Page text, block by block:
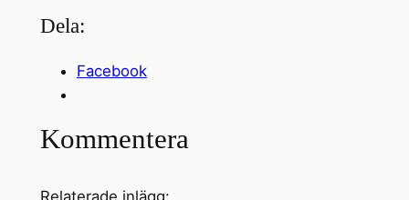
Dela:
Facebook
Kommentera